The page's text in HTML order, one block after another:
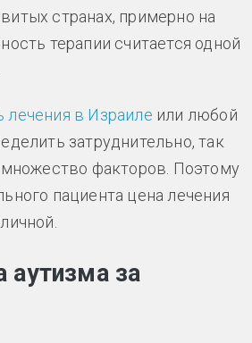
странах, примерно на
терапии считается одной
лечения в Израиле или любой
затруднительно, так
множество факторов. Поэтому
пациента цена лечения
аутизма за